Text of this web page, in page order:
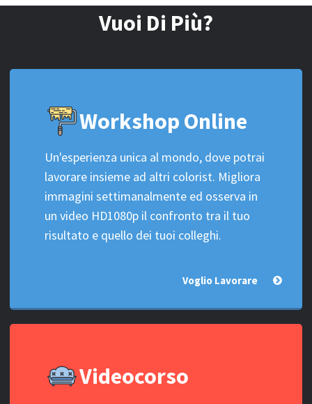
Vuoi Di Più?
Workshop Online
Un'esperienza unica al mondo, dove potrai
lavorare insieme ad altri colorist. Migliora
immagini settimanalmente ed osserva in
un video HD1080p il confronto tra il tuo
risultato e quello dei tuoi colleghi.
Voglio Lavorare
Videocorso